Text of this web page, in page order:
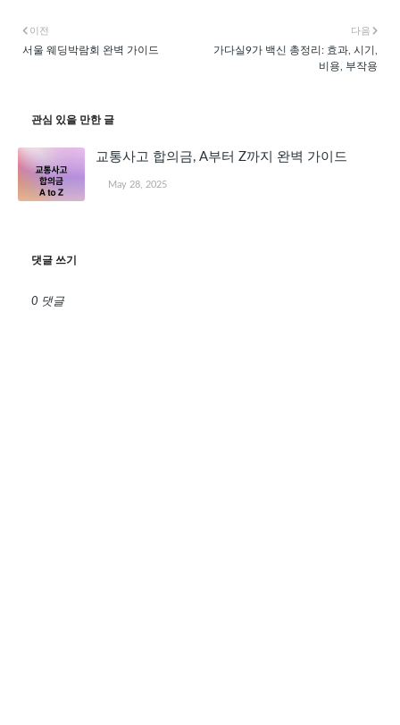
다음
가다실9가 백신 총정리: 효과, 시기,
비용, 부작용
이전
서울 웨딩박람회 완벽 가이드
관심 있을 만한 글
교통사고 합의금, A부터 Z까지 완벽 가이드
May 28, 2025
댓글 쓰기
0 댓글